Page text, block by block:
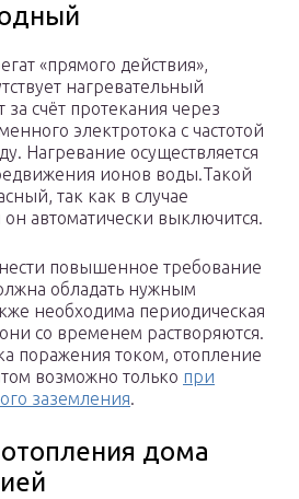
«прямого действия»,
нагревательный
счёт протекания через
электротока с частотой
Нагревание осуществляется
ионов воды.Такой
так как в случае
автоматически выключится.
повышенное требование
обладать нужным
необходима периодическая
со временем растворяются.
поражения током, отопление
возможно только при
заземления.
дома